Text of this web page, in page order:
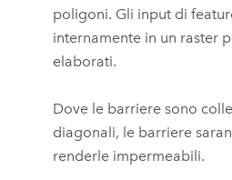
poligoni. Gli input di
internamente in un raster
elaborati.
Dove le barriere sono
diagonali, le barriere
renderle impermeabili.